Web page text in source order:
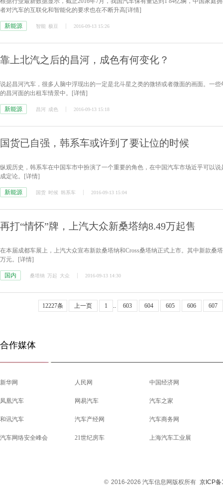
者对汽车的互联化和智能化的要求也在不断升高[详情]
新能源 智能 极豆 2016-09-13 15:26
靠上北汽之后的昌河，成色有何变化？
说起昌河汽车，很多人脑中浮现出的一定是北斗星之类的微轿或者微面的画面。一
的昌河面的出租车情景中。
[详情]
新能源 昌河 成色 2016-09-13 15:18
国货已自强，韩系车或许到了要让位的时候
纵观历史，韩系车在中国车市中扮演了一个重要的角色，在中国汽车市场近乎可以
成定论。
[详情]
新能源 国货 时候 韩系车 2016-09-13 15:04
再打“情怀”牌，上汽大众新桑塔纳8.49万起售
在本届成都车展上，上汽大众宣布新款桑塔纳和Cross桑塔纳正式上市。其中新款桑
万元。
[详情]
国内 桑塔纳 万起 大众 2016-09-13 14:30
12227条 上一页 1 .. 603 604 605 606 607
合作媒体
新华网 人民网 中国经济网
凤凰汽车 网易汽车 汽车之家
和讯汽车 汽车产经网 汽车商务网
汽车网络安全峰会 21世纪房车 上海汽车工业展
© 2016-2026 汽车信息网版权所有 京ICP